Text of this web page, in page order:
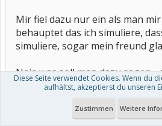
Mir fiel dazu nur ein als man
behauptet das ich simuliere,
simuliere, sogar mein freund
Naja was soll man dazu sagen....
gegenteil zum alten) und meine
Diese Seite verwendet Cookies. Wenn du
aufhältst, akzeptierst du unseren
Zustimmen Weitere